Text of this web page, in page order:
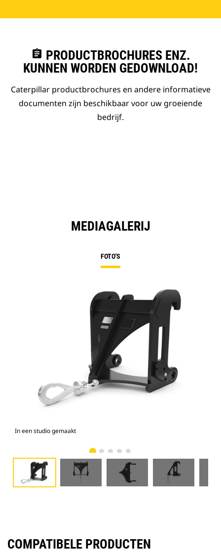
assignment PRODUCTBROCHURES ENZ.
KUNNEN WORDEN GEDOWNLOAD!
Caterpillar productbrochures en andere informatieve
documenten zijn beschikbaar voor uw groeiende
bedrijf.
MEDIAGALERIJ
FOTO'S
In een studio gemaakt
COMPATIBELE PRODUCTEN